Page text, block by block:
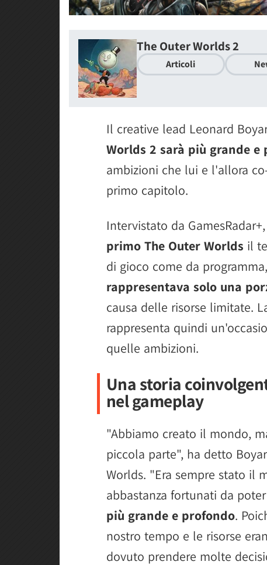
The Outer Worlds 2
Articoli
Il creative lead Leonard
Worlds 2 sarà più grande e
ambizioni che lui e l'allora
primo capitolo.
Intervistato da
primo The Outer Worlds il
di gioco come da
rappresentava solo una
causa delle risorse limitate.
rappresenta quindi
quelle ambizioni.
Una storia
nel gameplay
"Abbiamo creato il mondo,
piccola parte", ha detto
Worlds. "Era sempre stato il
abbastanza fortunati da
più grande e profondo.
nostro tempo e le risorse
dovuto prendere molte